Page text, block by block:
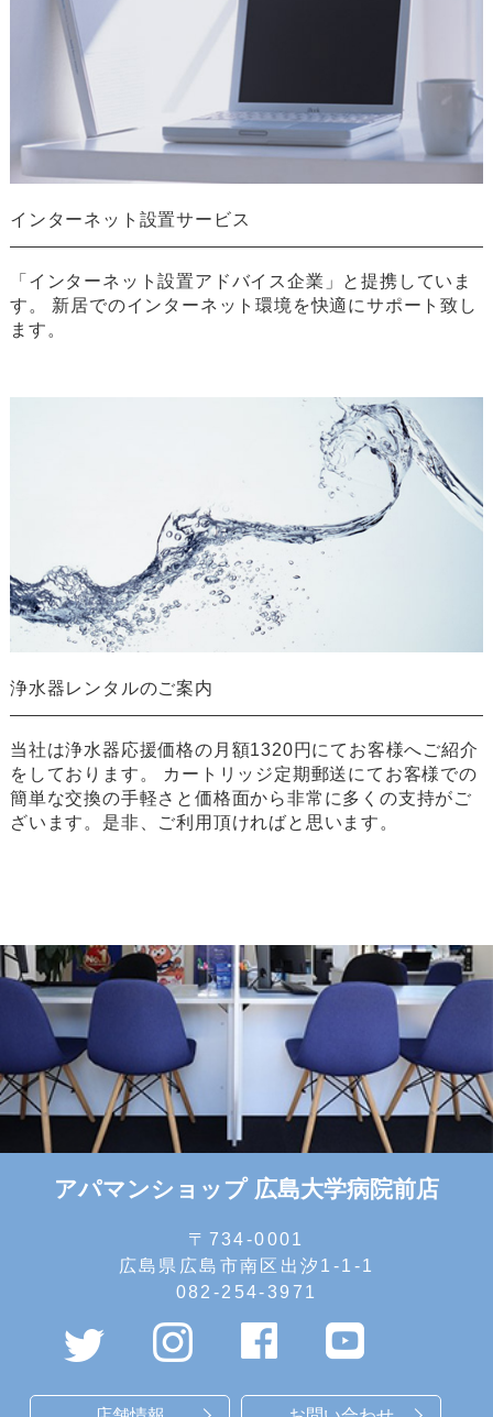
インターネット設置サービス
「インターネット設置アドバイス企業」と提携していま
す。 新居でのインターネット環境を快適にサポート致し
ます。
浄水器レンタルのご案内
当社は浄水器応援価格の月額1320円にてお客様へご紹介
をしております。 カートリッジ定期郵送にてお客様での
簡単な交換の手軽さと価格面から非常に多くの支持がご
ざいます。是非、ご利用頂ければと思います。
アパマンショップ 広島大学病院前店
〒734-0001
広島県広島市南区出汐1-1-1
082-254-3971